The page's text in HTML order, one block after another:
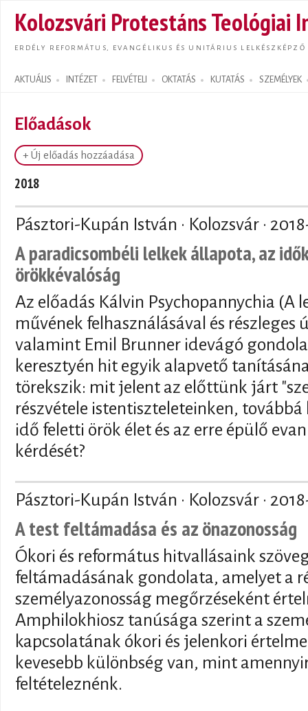
Kolozsvári Protestáns Teológiai
ERDÉLY REFORMÁTUS, EVANGÉLIKUS ÉS UNITÁRIUS LELKÉSZKÉPZŐ
AKTUÁLIS INTÉZET FELVÉTELI OKTATÁS KUTATÁS SZEMÉLYEK
Search form
Előadások
+ Új előadás hozzáadása
2018
Pásztori-Kupán István · Kolozsvár ·
A paradicsombéli lelkek állapota, az
örökkévalóság
Az előadás Kálvin Psychopannychia (A
művének felhasználásával és részleges
valamint Emil Brunner idevágó
keresztyén hit egyik alapvető
törekszik: mit jelent az előttünk járt
részvétele istentiszteleteinken,
idő feletti örök élet és az erre épülő
kérdését?
Pásztori-Kupán István · Kolozsvár ·
A test feltámadása és az önazonosság
Ókori és református hitvallásaink
feltámadásának gondolata, amelyet a
személyazonosság megőrzéseként
Amphilokhiosz tanúsága szerint a
kapcsolatának ókori és jelenkori
kevesebb különbség van, mint
feltételeznénk.